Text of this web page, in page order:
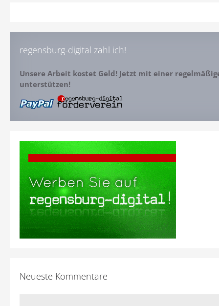
regensburg-digital zahl ich!
Unsere Arbeit kostet Geld! Jetzt mit einer
unterstützen!
Neueste Kommentare